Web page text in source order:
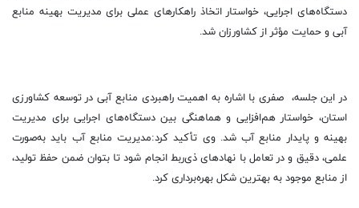
دستگاه‌های اجرایی، خواستار اتخاذ راهکارهای عملی برای مدیریت بهینه منابع
آبی و حمایت مؤثر از کشاورزان شد.
در این جلسه، صفری با اشاره به اهمیت راهبردی منابع آبی در توسعه کشاورزی
استان، خواستار هم‌افزایی و هماهنگی بین دستگاه‌های اجرایی برای مدیریت
بهینه و پایدار منابع آب شد. وی تأکید کرد:مدیریت منابع آب باید به‌صورت
علمی، دقیق و در تعامل با نهادهای ذی‌ربط انجام شود تا بتوان ضمن حفظ تولید،
از منابع موجود به بهترین شکل بهره‌برداری کرد.